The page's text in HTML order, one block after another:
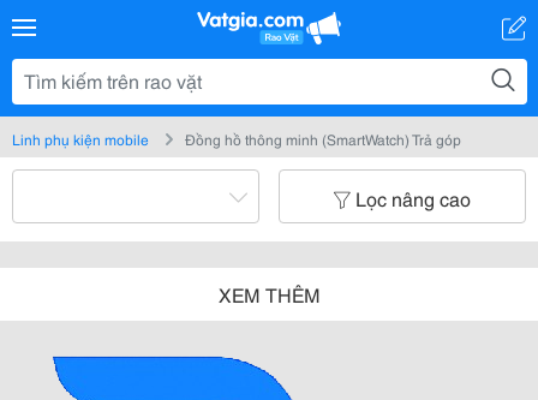
Linh phụ kiện mobile Đồng hồ thông minh (SmartWatch) Trả góp
Lọc nâng cao
XEM THÊM